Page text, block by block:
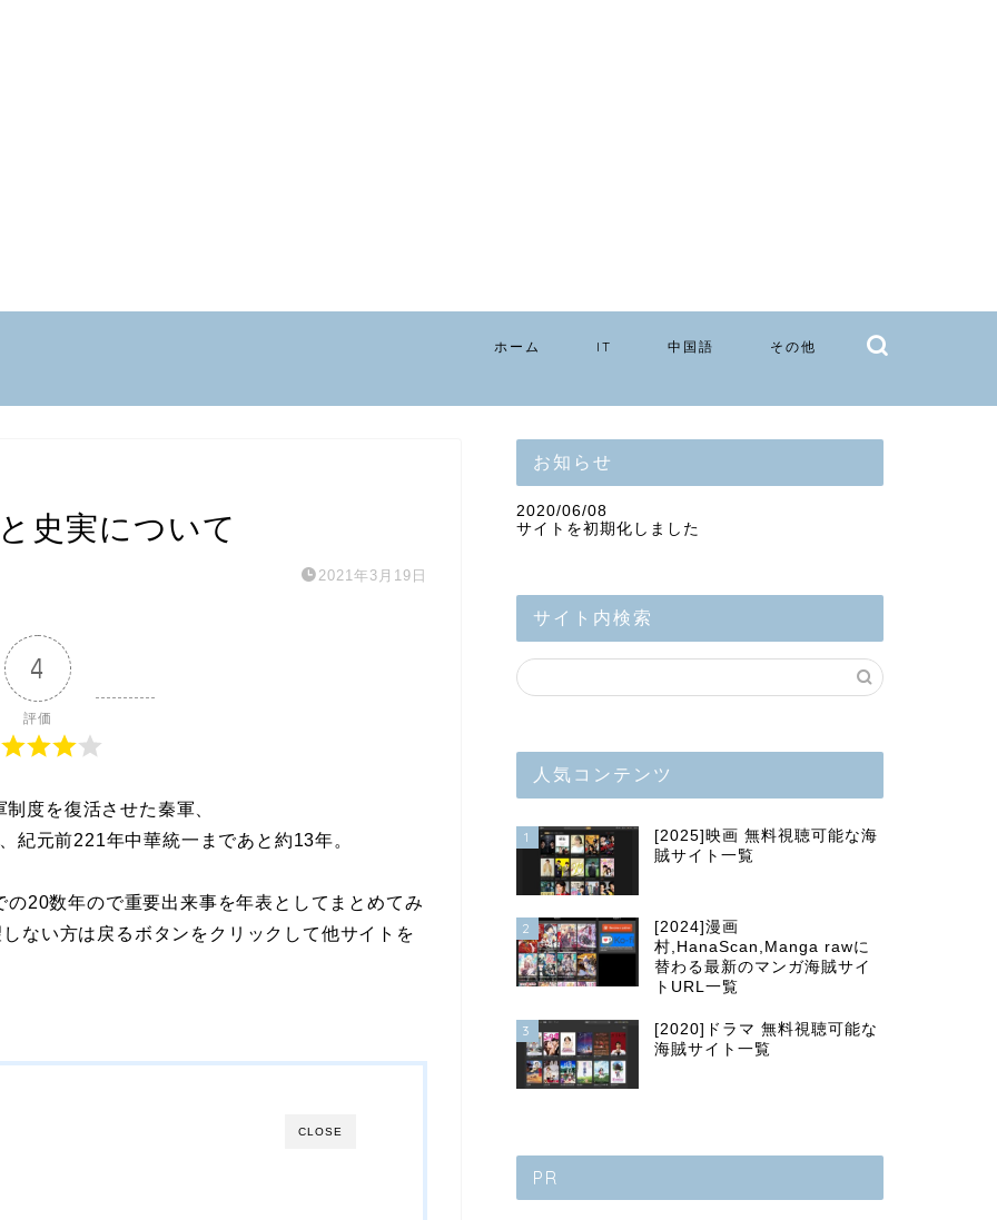
ホーム IT 中国語 その他
史実について
2021年3月19日
4
評価
度を復活させた秦軍、
紀元前221年中華統一まであと約13年。
20数年ので重要出来事を年表としてまとめてみ
ない方は戻るボタンをクリックして他サイトを
CLOSE
お知らせ
2020/06/08
サイトを初期化しました
サイト内検索
人気コンテンツ
1
[2025]映画 無料視聴可能な海
賊サイト一覧
2
[2024]漫画
村,HanaScan,Manga rawに
替わる最新のマンガ海賊サイ
トURL一覧
3
[2020]ドラマ 無料視聴可能な
海賊サイト一覧
PR